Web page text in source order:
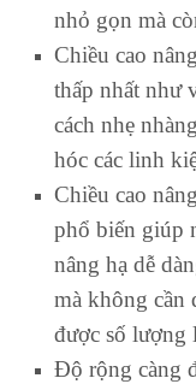
nhỏ gọn mà
Chiều cao
thấp nhất như
cách nhẹ
hóc các linh
Chiều cao
phổ biến giúp
nâng hạ dễ
mà không cần
được số lượng
Độ rộng càng